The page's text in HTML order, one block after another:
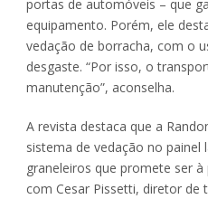
portas de automóveis – que
equipamento. Porém, ele
vedação de borracha, com o
desgaste. “Por isso, o
manutenção”, aconselha.
A revista destaca que a
sistema de vedação no painel
graneleiros que promete ser
com Cesar Pissetti, diretor de